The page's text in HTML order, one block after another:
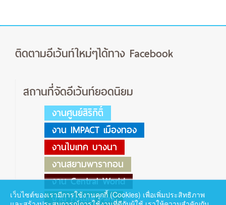
ติดตามอีเว้นท์ใหม่ๆได้ทาง Facebook
สถานที่จัดอีเว้นท์ยอดนิยม
งานศูนย์สิริกิติ์
งาน IMPACT เมืองทอง
งานไบเทค บางนา
งานสยามพารากอน
งาน Central World
งาน Future Park
เว็บไซต์ของเรามีการใช้งานคุกกี้ (Cookies) เพื่อเพิ่มประสิทธิภาพ